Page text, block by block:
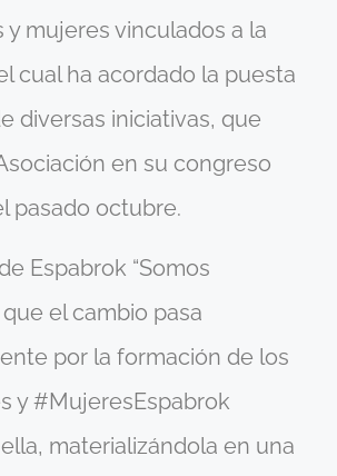
y mujeres vinculados a la
cual ha acordado la puesta
diversas iniciativas, que
en su congreso
pasado octubre.
Espabrok “Somos
el cambio pasa
por la formación de los
y #MujeresEspabrok
materializándola en una